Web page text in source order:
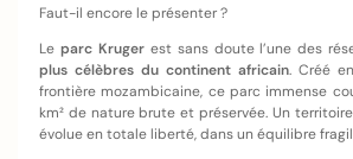
Faut-il encore le présenter ?
Le parc Krugerest sans doute l’une des
plus célèbres du continent africain. Créé
frontière mozambicaine, ce parc immense
km² de nature brute et préservée. Un
évolue en totale liberté, dans un équilibre